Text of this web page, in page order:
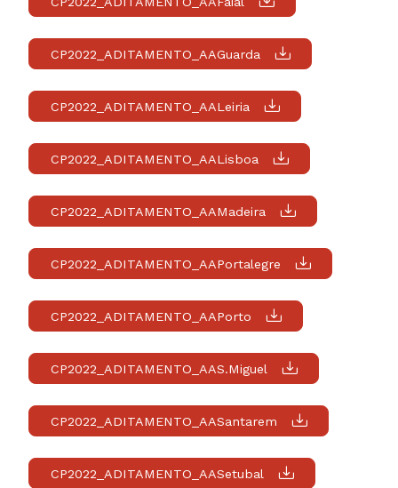
CP2022_ADITAMENTO_AAGuarda
CP2022_ADITAMENTO_AALeiria
CP2022_ADITAMENTO_AALisboa
CP2022_ADITAMENTO_AAMadeira
CP2022_ADITAMENTO_AAPortalegre
CP2022_ADITAMENTO_AAPorto
CP2022_ADITAMENTO_AAS.Miguel
CP2022_ADITAMENTO_AASantarem
CP2022_ADITAMENTO_AASetubal